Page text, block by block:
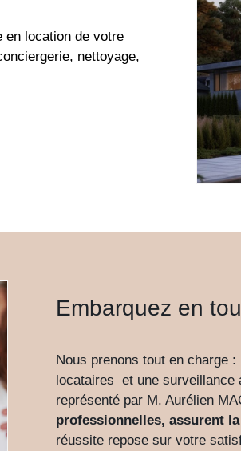
en location de votre
nettoyage,
Embarquez en
Nous prenons tout en charge
locataires et une surveillance
représenté par M. Aurélien
professionnelles, assurent
réussite repose sur votre